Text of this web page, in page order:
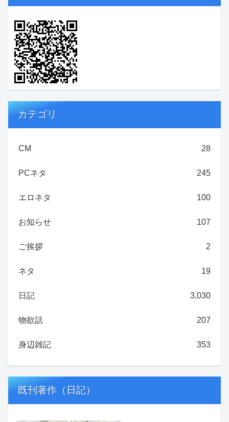
カテゴリ
CM 28
PCネタ 245
エロネタ 100
お知らせ 107
ご挨拶 2
ネタ 19
日記 3,030
物欲話 207
身辺雑記 353
既刊著作（日記）